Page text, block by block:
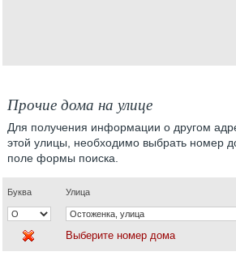
Прочие дома на улице
Для получения информации о другом
этой улицы, необходимо выбрать номер
поле формы поиска.
Буква Улица
Выберите номер дома